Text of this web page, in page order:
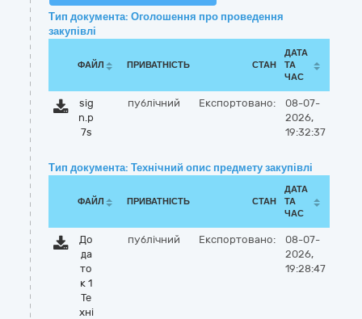
Тип документа: Оголошення про проведення
закупівлі
ФАЙЛ ПРИВАТНІСТЬ СТАН
ДАТА
ТА
ЧАС
sig
n.p
7s
публічний Експортовано:
08-07-
2026,
19:32:37
Тип документа: Технічний опис предмету закупівлі
ФАЙЛ ПРИВАТНІСТЬ СТАН
ДАТА
ТА
ЧАС
До
да
то
к 1
Те
хні
публічний Експортовано:
08-07-
2026,
19:28:47